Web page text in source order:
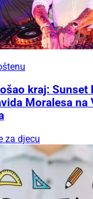
kraj:
Moralesa na
za djecu